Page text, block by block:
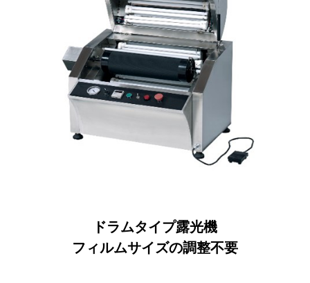
ドラムタイプ露光機
フィルムサイズの調整不要